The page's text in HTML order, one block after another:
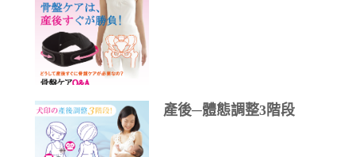
產後─體態調整3階段